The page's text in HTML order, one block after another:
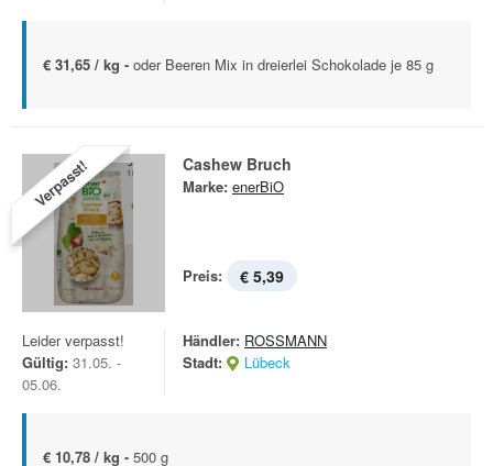
€ 31,65 / kg - oder Beeren Mix in dreierlei Schokolade je 85 g
Verpasst! Cashew Bruch
Marke: enerBiO
Preis: € 5,39
Leider verpasst!
Gültig: 31.05. -
05.06.
Händler: ROSSMANN
Stadt:
Lübeck
€ 10,78 / kg - 500 g